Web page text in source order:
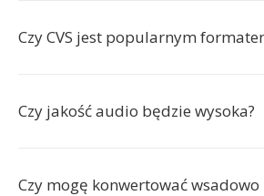
Czy CVS jest popularnym
Czy jakość audio będzie wysoka?
Czy mogę konwertować wsadowo